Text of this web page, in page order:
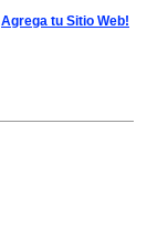
Agrega tu Sitio Web!